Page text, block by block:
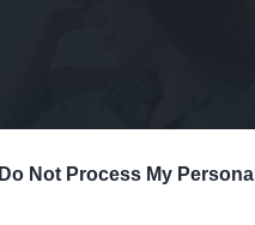
Do Not Process My Personal